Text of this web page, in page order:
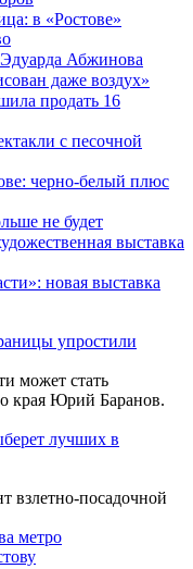
в «Ростове»
Абжинова
даже воздух»
продать 16
с песочной
черно-белый плюс
не будет
выставка
новая выставка
упростили
может стать
края Юрий Баранов.
лучших в
взлетно-посадочной
метро